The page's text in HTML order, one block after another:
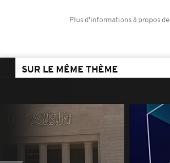
Plus d'informations à propos de
SUR LE MÊME THÈME